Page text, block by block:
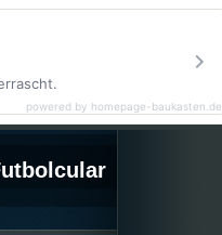
powered by homepage-baukasten.de